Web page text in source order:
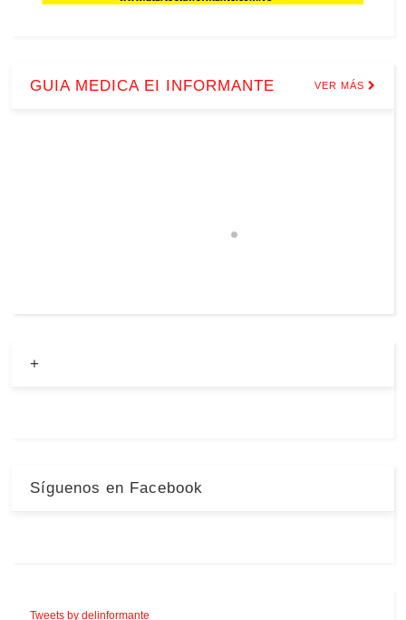
GUIA MEDICA EI INFORMANTE VER MÁS
+
Síguenos en Facebook
Tweets by delinformante